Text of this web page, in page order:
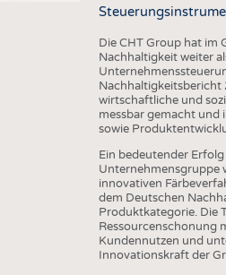
Die CHT Group hat im
Nachhaltigkeit weiter
Nachhaltigkeitsbericht
wirtschaftliche und
messbar gemacht und
sowie
Ein bedeutender
Unternehmensgruppe
innovativen
dem Deutschen
Produktkategorie. Die
Ressourcenschonung
Kundennutzen und
Innovationskraft der